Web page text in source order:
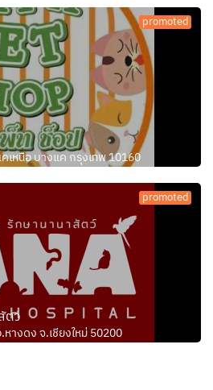
promoted
เหนือ บางแค กรุงเทพ 10160
promoted
ตว์
างดง จ.เชียงใหม่ 50200